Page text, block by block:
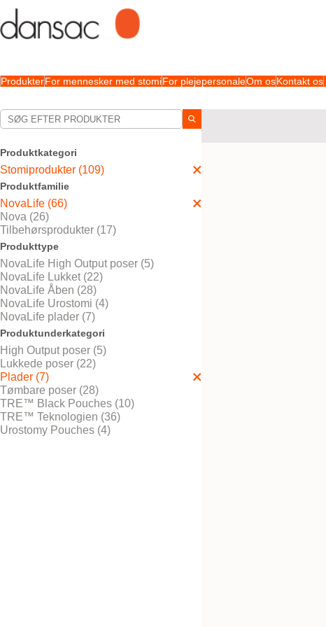
ProdukterFor mennesker med stomiFor plejepersonaleOm osKontakt os
Produktkategori
Stomiprodukter (109)
Produktfamilie
NovaLife (66)
Nova (26)
Tilbehørsprodukter (17)
Produkttype
NovaLife High Output poser (5)
NovaLife Lukket (22)
NovaLife Åben (28)
NovaLife Urostomi (4)
NovaLife plader (7)
Produktunderkategori
High Output poser (5)
Lukkede poser (22)
Plader (7)
Tømbare poser (28)
TRE™ Black Pouches (10)
TRE™ Teknologien (36)
Urostomy Pouches (4)